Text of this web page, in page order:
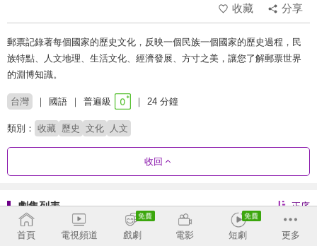
收藏
分享
郵票記錄著每個國家的歷史文化，反映一個民族一個國家的歷史過程，民
族特點、人文地理、生活文化、經濟發展、方寸之美，讓您了解郵票世界
的淵博知識。
台灣 國語 普遍級 24 分鐘
類別： 收藏 歷史 文化 人文
收回
劇集列表 正序
首頁 電視頻道 戲劇 電影 短劇 更多